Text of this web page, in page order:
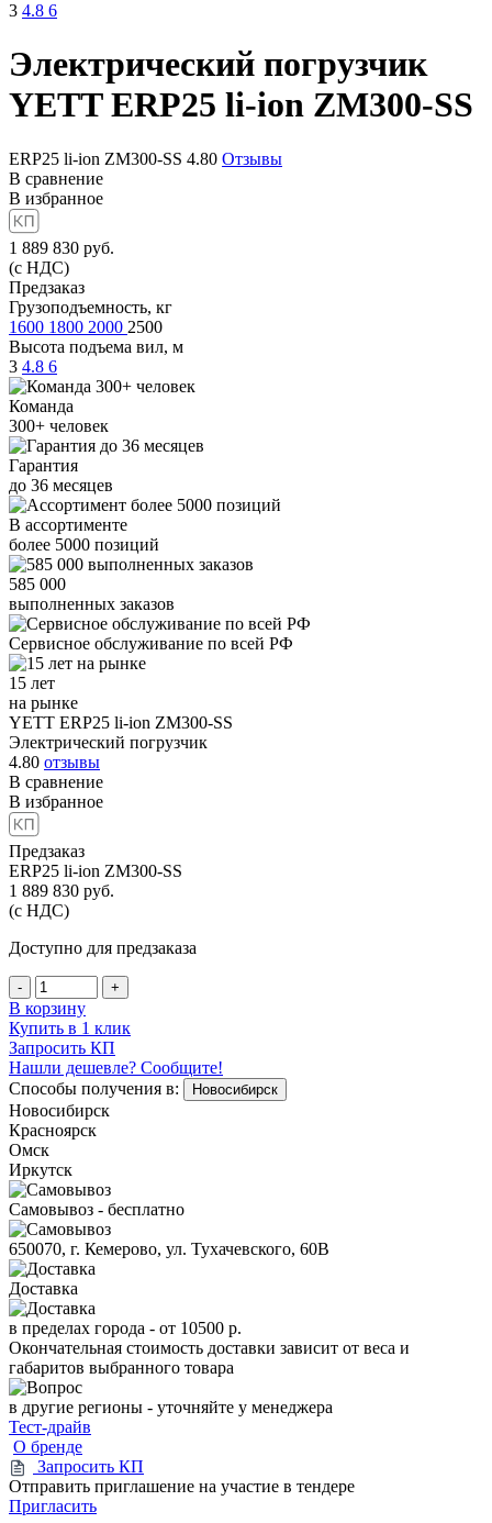
3 4.8 6
Электрический погрузчик
YETT ERP25 li-ion ZM300-SS
ERP25 li-ion ZM300-SS 4.80 Отзывы
В сравнение
В избранное
1 889 830 руб.
(с НДС)
Предзаказ
Грузоподъемность, кг
1600 1800 2000 2500
Высота подъема вил, м
3 4.8 6
Команда
300+ человек
Гарантия
до 36 месяцев
В ассортименте
более 5000 позиций
585 000
выполненных заказов
Сервисное обслуживание по всей РФ
15 лет
на рынке
YETT ERP25 li-ion ZM300-SS
Электрический погрузчик
4.80 отзывы
В сравнение
В избранное
Предзаказ
ERP25 li-ion ZM300-SS
1 889 830 руб.
(с НДС)
Доступно для предзаказа
- +
В корзину
Купить в 1 клик
Запросить КП
Нашли дешевле? Сообщите!
Способы получения в:
Новосибирск
Новосибирск
Красноярск
Омск
Иркутск
Самовывоз - бесплатно
650070, г. Кемерово, ул. Тухачевского, 60В
Доставка
в пределах города - от 10500 р.
Окончательная стоимость доставки зависит от веса и
габаритов выбранного товара
в другие регионы - уточняйте у менеджера
Тест-драйв
О бренде
Запросить КП
Отправить приглашение на участие в тендере
Пригласить